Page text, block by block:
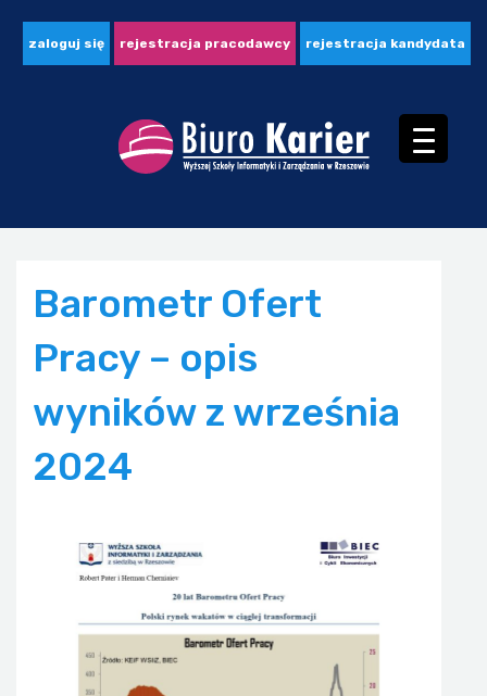
zaloguj się rejestracja pracodawcy rejestracja kandydata
Barometr Ofert
Pracy – opis
wyników z września
2024